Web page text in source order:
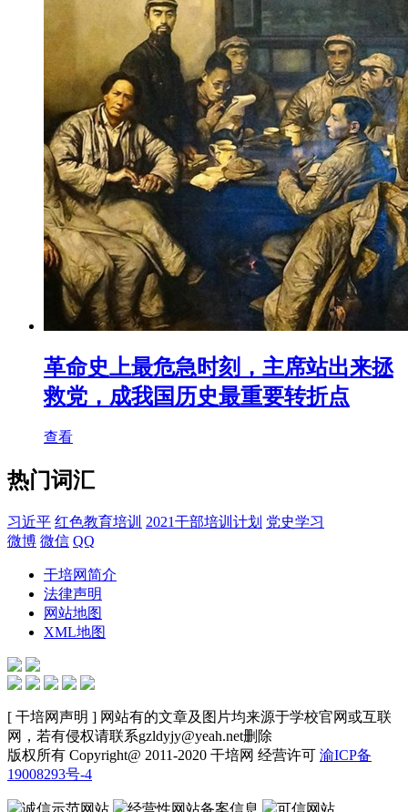
革命史上最危急时刻，主席站出来拯
救党，成我国历史最重要转折点
查看
热门词汇
习近平 红色教育培训 2021干部培训计划 党史学习
微博 微信 QQ
干培网简介
法律声明
网站地图
XML地图
[ 干培网声明 ] 网站有的文章及图片均来源于学校官网或互联
网，若有侵权请联系gzldyjy@yeah.net删除
版权所有 Copyright@ 2011-2020 干培网 经营许可 渝ICP备
19008293号-4